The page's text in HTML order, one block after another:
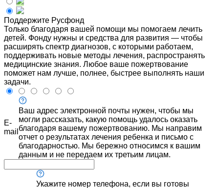
Поддержите Русфонд
Только благодаря вашей помощи мы помогаем лечить
детей. Фонду нужны и средства для развития — чтобы
расширять спектр диагнозов, с которыми работаем,
поддерживать новые методы лечения, распространять
медицинские знания. Любое ваше пожертвование
поможет нам лучше, полнее, быстрее выполнять наши
задачи.
E-
mail
Ваш адрес электронной почты нужен, чтобы мы
могли рассказать, какую помощь удалось оказать
благодаря вашему пожертвованию. Мы направим
отчет о результатах лечения ребенка и письмо с
благодарностью. Мы бережно относимся к вашим
данным и не передаем их третьим лицам.
Укажите номер телефона, если вы готовы